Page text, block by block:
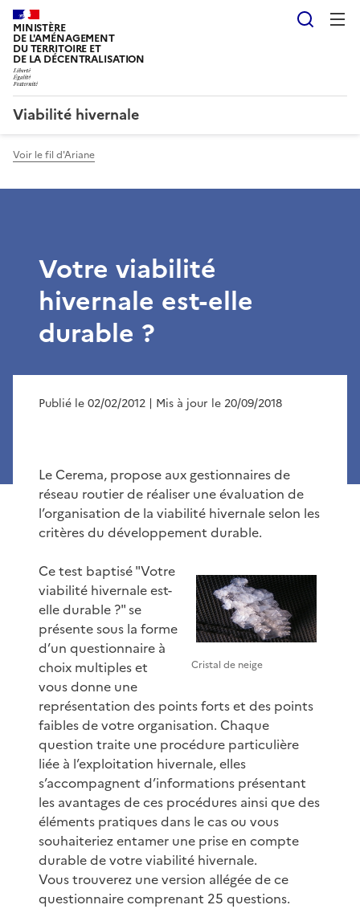
MINISTÈRE
DE L'AMÉNAGEMENT
DU TERRITOIRE ET
DE LA DÉCENTRALISATION
Viabilité hivernale
Voir le fil d'Ariane
Votre viabilité
hivernale est-elle
durable ?
Publié le 02/02/2012 | Mis à jour le 20/09/2018
Le Cerema, propose aux gestionnaires de
réseau routier de réaliser une évaluation de
l’organisation de la viabilité hivernale selon les
critères du développement durable.
Cristal de neige
Ce test baptisé "Votre
viabilité hivernale est-
elle durable ?" se
présente sous la forme
d’un questionnaire à
choix multiples et
vous donne une
représentation des points forts et des points
faibles de votre organisation. Chaque
question traite une procédure particulière
liée à l’exploitation hivernale, elles
s’accompagnent d’informations présentant
les avantages de ces procédures ainsi que des
éléments pratiques dans le cas ou vous
souhaiteriez entamer une prise en compte
durable de votre viabilité hivernale.
Vous trouverez une version allégée de ce
questionnaire comprenant 25 questions.